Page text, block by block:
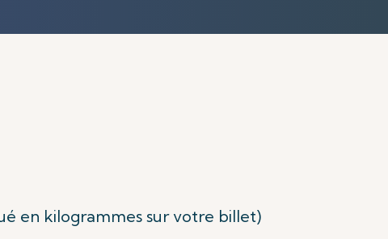
en kilogrammes sur votre billet)